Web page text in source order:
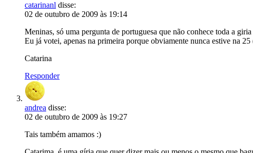
catarinanl disse:
02 de outubro de 2009 às 19:14
Meninas, só uma pergunta de portuguesa que não conhece toda a
Eu já votei, apenas na primeira porque obviamente nunca estive na
Catarina
Responder
andrea disse:
02 de outubro de 2009 às 19:27
Tais também amamos :)